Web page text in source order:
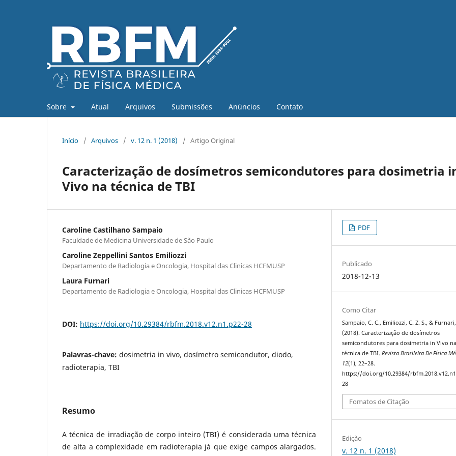
Sobre Atual Arquivos Submissões Anúncios Contato
Início / Arquivos / v. 12 n. 1 (2018) / Artigo Original
Caracterização de dosímetros semicondutores para dosimetria
Vivo na técnica de TBI
Caroline Castilhano Sampaio
Faculdade de Medicina Universidade de São Paulo
Caroline Zeppellini Santos Emiliozzi
Departamento de Radiologia e Oncologia, Hospital das Clinicas HCFMUSP
Laura Furnari
Departamento de Radiologia e Oncologia, Hospital das Clinicas HCFMUSP
DOI: https://doi.org/10.29384/rbfm.2018.v12.n1.p22-28
Palavras-chave: dosimetria in vivo, dosímetro semicondutor, diodo,
radioterapia, TBI
Resumo
A técnica de irradiação de corpo inteiro (TBI) é considerada uma técnica
de alta a complexidade em radioterapia já que exige campos alargados.
PDF
Publicado
2018-12-13
Como Citar
Sampaio, C. C., Emiliozzi, C. Z. S., &
(2018). Caracterização de dosímetros
semicondutores para dosimetria in Vivo na
técnica de TBI.Revista Brasileira De Física
12(1), 22–28.
https://doi.org/10.29384/
28
Fomatos de Citação
Edição
v. 12 n. 1 (2018)